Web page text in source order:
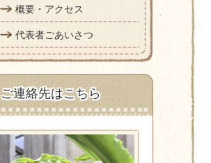
概要・アクセス
代表者ごあいさつ
ご連絡先はこちら